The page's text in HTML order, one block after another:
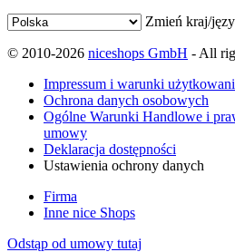
Zmień kraj/
© 2010-2026 niceshops GmbH - All
Impressum i warunki
Ochrona danych osobowych
Ogólne Warunki Handlowe i
umowy
Deklaracja dostępności
Ustawienia ochrony danych
Firma
Inne nice Shops
Odstąp od umowy tutaj